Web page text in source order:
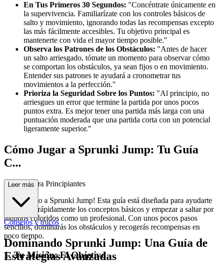
En Tus Primeros 30 Segundos: "Concéntrate únicamente en
la supervivencia. Familiarízate con los controles básicos de
salto y movimiento, ignorando todas las recompensas excepto
las más fácilmente accesibles. Tu objetivo principal es
mantenerte con vida el mayor tiempo posible."
Observa los Patrones de los Obstáculos: "Antes de hacer
un salto arriesgado, tómate un momento para observar cómo
se comportan los obstáculos, ya sean fijos o en movimiento.
Entender sus patrones te ayudará a cronometrar tus
movimientos a la perfección."
Prioriza la Seguridad Sobre los Puntos: "Al principio, no
arriesgues un error que termine la partida por unos pocos
puntos extra. Es mejor tener una partida más larga con una
puntuación moderada que una partida corta con un potencial
ligeramente superior."
Cómo Jugar a Sprunki Jump: Tu Guía
C...
ompleta para Principiantes
¡Bienvenido a Sprunki Jump! Esta guía está diseñada para ayudarte
a entender rápidamente los conceptos básicos y empezar a saltar por
mundos coloridos como un profesional. Con unos pocos pasos
sencillos, dominarás los obstáculos y recogerás recompensas en
poco tiempo.
1. Tu Misión: El Objetivo
Leer más
Consejos y trucos
Dominando Sprunki Jump: Una Guía de
Estrategias Avanzadas